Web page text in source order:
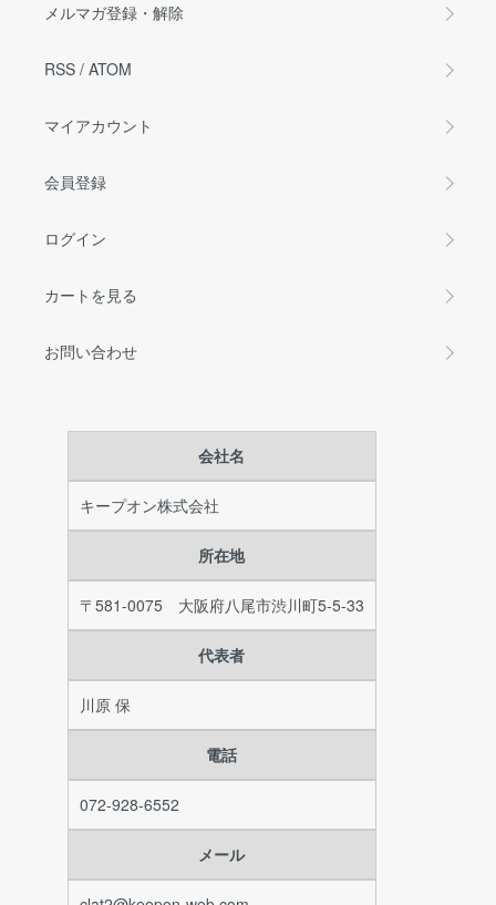
メルマガ登録・解除
RSS / ATOM
マイアカウント
会員登録
ログイン
カートを見る
お問い合わせ
会社名
キープオン株式会社
所在地
〒581-0075 大阪府八尾市渋川町5-5-33
代表者
川原 保
電話
072-928-6552
メール